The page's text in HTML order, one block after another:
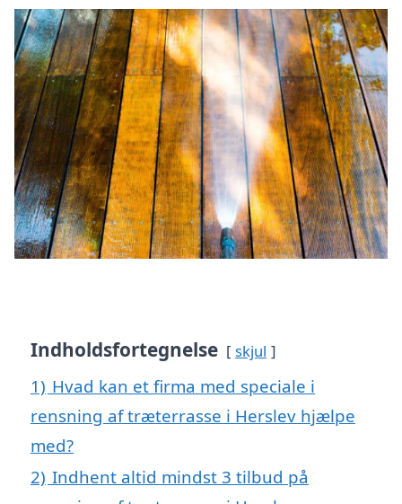
Indholdsfortegnelse skjul
1) Hvad kan et firma med speciale i
rensning af træterrasse i Herslev hjælpe
med?
2) Indhent altid mindst 3 tilbud på